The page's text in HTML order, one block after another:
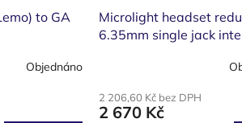
to GA
Objednáno
Microlight headset
6.35mm single jack
2 206,60 Kč bez DPH
2 670 Kč